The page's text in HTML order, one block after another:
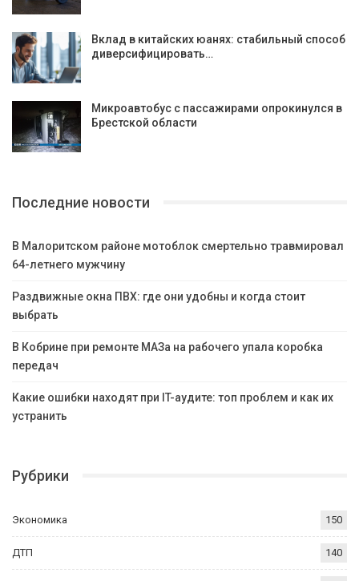
Вклад в китайских юанях: стабильный способ
диверсифицировать…
Микроавтобус с пассажирами опрокинулся в
Брестской области
Последние новости
В Малоритском районе мотоблок смертельно травмировал
64-летнего мужчину
Раздвижные окна ПВХ: где они удобны и когда стоит
выбрать
В Кобрине при ремонте МАЗа на рабочего упала коробка
передач
Какие ошибки находят при IT-аудите: топ проблем и как их
устранить
Рубрики
Экономика 150
ДТП 140